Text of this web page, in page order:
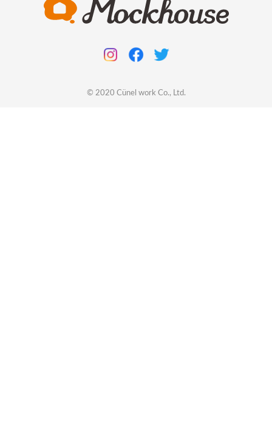
© 2020 Cünel work Co., Ltd.